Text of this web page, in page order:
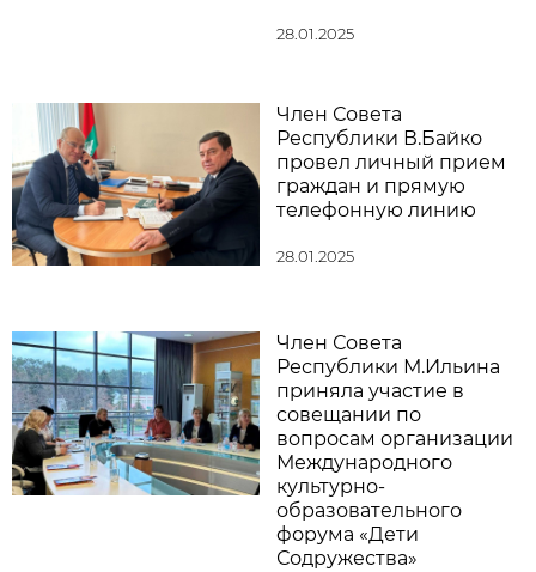
28.01.2025
Член Совета
Республики В.Байко
провел личный прием
граждан и прямую
телефонную линию
28.01.2025
Член Совета
Республики М.Ильина
приняла участие в
совещании по
вопросам организации
Международного
культурно-
образовательного
форума «Дети
Содружества»